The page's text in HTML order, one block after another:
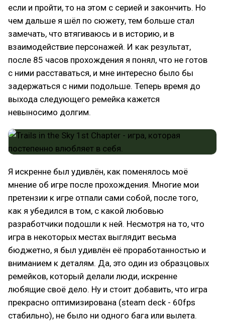
если и пройти, то на этом с серией и закончить. Но
чем дальше я шёл по сюжету, тем больше стал
замечать, что втягиваюсь и в историю, и в
взаимодействие персонажей. И как результат,
после 85 часов прохождения я понял, что не готов
с ними расставаться, и мне интересно было бы
задержаться с ними подольше. Теперь время до
выхода следующего ремейка кажется
невыносимо долгим.
Я искренне был удивлён, как поменялось моё
мнение об игре после прохождения. Многие мои
претензии к игре отпали сами собой, после того,
как я убедился в том, с какой любовью
разработчики подошли к ней. Несмотря на то, что
игра в некоторых местах выглядит весьма
бюджетно, я был удивлён её проработанностью и
вниманием к деталям. Да, это один из образцовых
ремейков, который делали люди, искренне
любящие своё дело. Ну и стоит добавить, что игра
прекрасно оптимизирована (steam deck - 60fps
стабильно), не было ни одного бага или вылета.